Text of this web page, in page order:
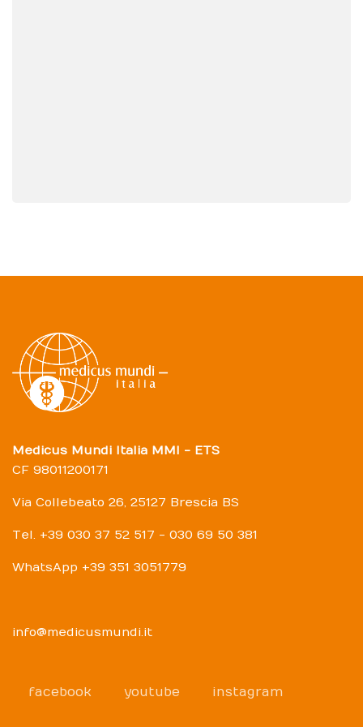
Medicus Mundi Italia MMI - ETS
CF 98011200171
Via Collebeato 26, 25127 Brescia BS
Tel. +39 030 37 52 517 - 030 69 50 381
WhatsApp +39 351 3051779
info@medicusmundi.it
facebook youtube instagram